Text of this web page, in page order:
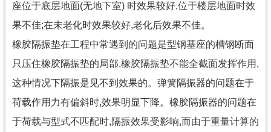
座位于底层地面(无地下室) 时效果较好,位于楼层地面时效
果不佳;在未老化时效果较好,老化后效果不佳。
橡胶隔振垫在工程中常遇到的问题是型钢基座的槽钢断面
只压住橡胶隔振垫的局部,橡胶隔振垫不能全截面发挥作用,
这种情况下隔振是见不到效果的。弹簧隔振器的问题在于
荷载作用力有偏斜时,效果明显下降。橡胶隔振器的问题在
于荷载与型式不匹配时,隔振效果受影响,而由于重量计算的